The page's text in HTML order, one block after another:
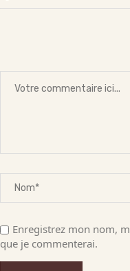
Enregistrez mon nom,
que je commenterai.